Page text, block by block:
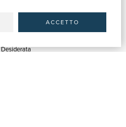
ACCETTO
Spedizioni
Desiderata